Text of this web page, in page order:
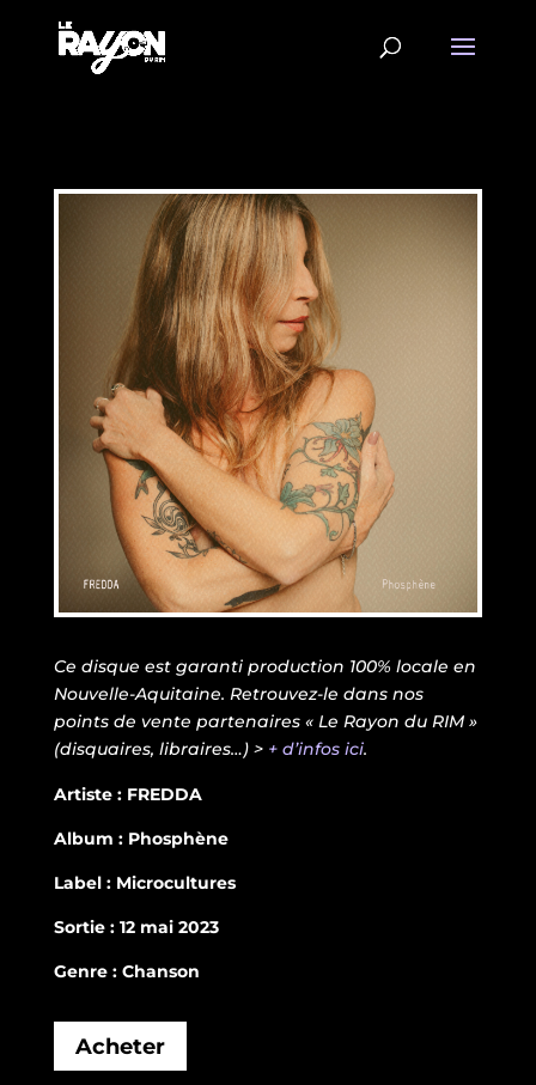
Ce disque est garanti production 100% locale en
Nouvelle-Aquitaine. Retrouvez-le dans nos
points de vente partenaires « Le Rayon du RIM »
(disquaires, libraires…) > + d’infos ici.
Artiste : FREDDA
Album : Phosphène
Label : Microcultures
Sortie : 12 mai 2023
Genre : Chanson
Acheter